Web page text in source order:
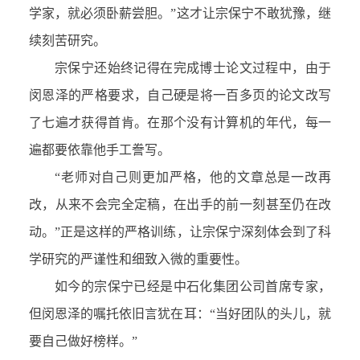
学家，就必须卧薪尝胆。”这才让宗保宁不敢犹豫，继
续刻苦研究。
宗保宁还始终记得在完成博士论文过程中，由于
闵恩泽的严格要求，自己硬是将一百多页的论文改写
了七遍才获得首肯。在那个没有计算机的年代，每一
遍都要依靠他手工誊写。
“老师对自己则更加严格，他的文章总是一改再
改，从来不会完全定稿，在出手的前一刻甚至仍在改
动。”正是这样的严格训练，让宗保宁深刻体会到了科
学研究的严谨性和细致入微的重要性。
如今的宗保宁已经是中石化集团公司首席专家，
但闵恩泽的嘱托依旧言犹在耳：“当好团队的头儿，就
要自己做好榜样。”